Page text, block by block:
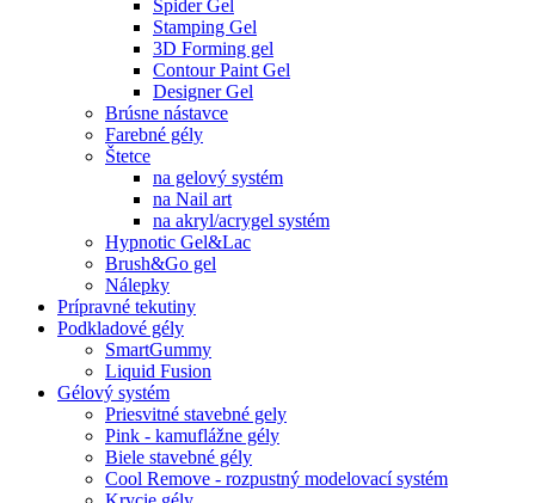
Spider Gel
Stamping Gel
3D Forming gel
Contour Paint Gel
Designer Gel
Brúsne nástavce
Farebné gély
Štetce
na gelový systém
na Nail art
na akryl/acrygel systém
Hypnotic Gel&Lac
Brush&Go gel
Nálepky
Prípravné tekutiny
Podkladové gély
SmartGummy
Liquid Fusion
Gélový systém
Priesvitné stavebné gely
Pink - kamuflážne gély
Biele stavebné gély
Cool Remove - rozpustný modelovací systém